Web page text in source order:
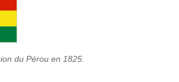
du Pérou en 1825.